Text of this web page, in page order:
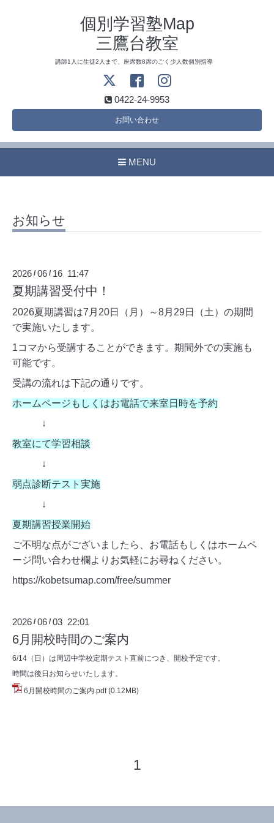
個別学習塾Map
三鷹台教室
講師1人に生徒2人まで、座席数8席のごく少人数個別指導
0422-24-9953
お問い合わせ
MENU
お知らせ
2026 /06 / 16 11:47
夏期講習受付中！
2026夏期講習は7月20日（月）～8月29日（土）の期間
で実施いたします。
1コマから受講することができます。期間外での実施も
可能です。
受講の流れは下記の通りです。
ホームページもしくはお電話で来室日時を予約
↓
教室にて学習相談
↓
弱点診断テスト実施
↓
夏期講習授業開始
ご不明な点がございましたら、お電話もしくはホームペ
ージ問い合わせ欄よりお気軽にお尋ねください。
https://kobetsumap.com/free/summer
2026 /06 /03 22:01
6月開校時間のご案内
6/14（日）は周辺中学校定期テスト直前につき、開校予定です。
時間は後日お知らせいたします。
6月開校時間のご案内.pdf (0.12MB)
1